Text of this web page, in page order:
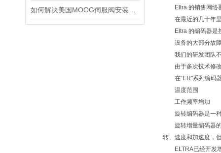
Eltra 的销售网络覆
在最近的几十年里
Eltra 的编码器是按
设备的大部分故障
我们的研发团队不
由于多次技术修改
在“ER"系列编码器
温度范围
工作频率增加
旋转编码器是一种
旋转增量编码器的
转、速度和加速度，
ELTRA已经开发增